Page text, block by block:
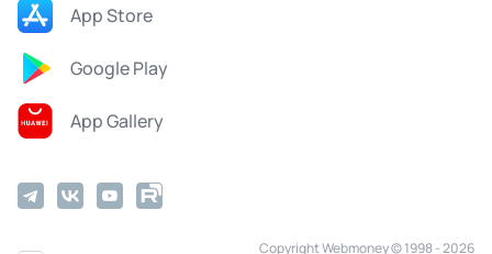
App Store
Google Play
App Gallery
Copyright Webmoney © 1998 - 2026